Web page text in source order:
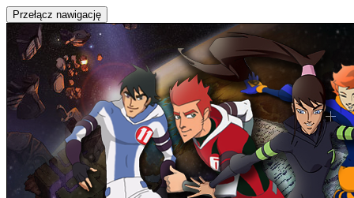
Przełącz nawigację